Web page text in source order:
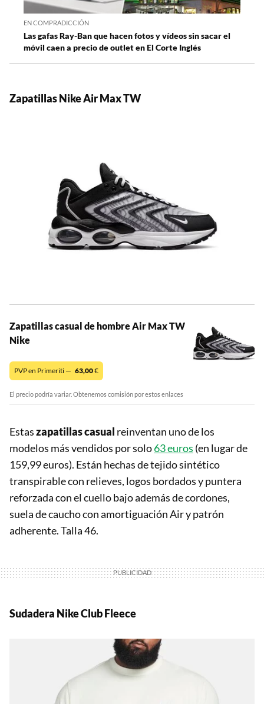
EN COMPRADICCIÓN
Las gafas Ray-Ban que hacen fotos y vídeos sin sacar el
móvil caen a precio de outlet en El Corte Inglés
Zapatillas NikeAir Max TW
Zapatillas casual de hombre Air Max TW
Nike
PVP en Primeriti — 63,00€
El precio podría variar. Obtenemos comisión por estos enlaces
Estaszapatillas casual reinventan uno de los
modelos más vendidos por solo63 euros (en lugar de
159,99 euros). Están hechas de tejido sintético
transpirable con relieves, logos bordados y puntera
reforzada con el cuello bajo además de cordones,
suela de caucho con amortiguación Air y patrón
adherente. Talla 46.
Sudadera NikeClub Fleece